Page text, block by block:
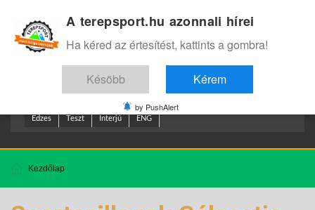
Edzes Teszt Interjú ENG
Kezdőlap
A terepsport.hu azonnali hírei
Ha kéred az értesítést, kattints a gombra!
Késöbb Kérem
by PushAlert